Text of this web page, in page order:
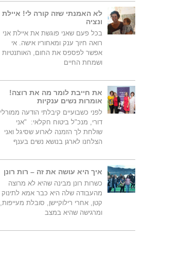
לא האמנתי שזה קורה לי! איילת
ונציה
בכל פעם שאני פוגשת את איילת אני
רואה חיוך ענק ומאחוריו אישה. אי
אפשר לפספס את החום, האותנטיות
ושמחת החיים
את חייבת לומר מה את רוצה!
אומרות נשים ענקיות
לפני כשבועיים קיבלתי הודעה ממורלי
דורי, מנכ"ל ביטוח חקלאי: "אני
שולחת לך הזמנה לארוע שסיגל ואני
הצלחנו לארגן בנושא נשים בענף
איך היא עושה את זה – רות רונן
כשרות רונן מבינה שהיא לא מרוצה
מהעבודה שלה היא כבר אמא לתינוק
קטן, אחרי רילוקיישן, סובלת מעייפות,
ומרגישה שהיא במצב